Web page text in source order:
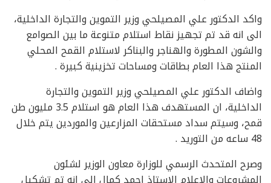
واكد الدكتور علي المصيلحي وزير التموين والتجارة الداخلية،
الى انه قد تم تجهيز نقاط استلام متنوعة ما بين الصوامع
والشون المطورة والهناجر والبناكر لاستلام القمح المحلي
المنتج هذا العام بطاقات ومساحات تخزينية كبيرة .
واضاف الدكتور علي المصيلحي وزير التموين والتجارة
الداخلية، ان المستهدف هذا العام هو استلام 3.5 مليون طن
قمح، وسيتم سداد مستحقات المزارعين والموردين يتم خلال
48 ساعه من التوريد .
وصرح المتحدث الرسمي للوزارة معاون الوزير لشئون